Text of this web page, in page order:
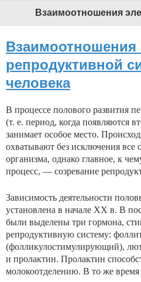
Взаимоотношения
репродуктивной
человека
В процессе полового развития
(т. е. период, когда появляются
занимает особое место.
охватывают без исключения все
организма, однако главное, к
процесс, — созревание
Зависимость деятельности
установлена в начале XX в. В
были выделены три гормона,
репродуктивную систему:
(фолликулостимулирующий),
и пролактин. Пролактин
молокоотделению. В то же